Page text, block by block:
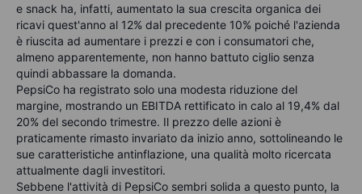
e snack ha, infatti, aumentato la sua crescita organica dei
ricavi quest'anno al 12% dal precedente 10% poiché l'azienda
è riuscita ad aumentare i prezzi e con i consumatori che,
almeno apparentemente, non hanno battuto ciglio senza
quindi abbassare la domanda.
PepsiCo ha registrato solo una modesta riduzione del
margine, mostrando un EBITDA rettificato in calo al 19,4% dal
20% del secondo trimestre. Il prezzo delle azioni è
praticamente rimasto invariato da inizio anno, sottolineando le
sue caratteristiche antinflazione, una qualità molto ricercata
attualmente dagli investitori.
Sebbene l'attività di PepsiCo sembri solida a questo punto, la